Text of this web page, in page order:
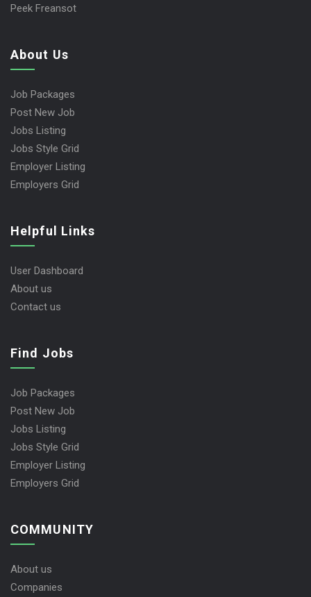
Peek Freansot
About Us
Job Packages
Post New Job
Jobs Listing
Jobs Style Grid
Employer Listing
Employers Grid
Helpful Links
User Dashboard
About us
Contact us
Find Jobs
Job Packages
Post New Job
Jobs Listing
Jobs Style Grid
Employer Listing
Employers Grid
COMMUNITY
About us
Companies